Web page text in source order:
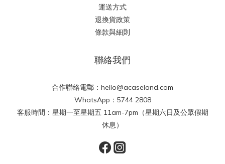
運送方式
退換貨政策
條款與細則
聯絡我們
合作聯絡電郵：hello@acaseland.com
WhatsApp：5744 2808
客服時間：星期一至星期五 11am-7pm（星期六日及公眾假期
休息）